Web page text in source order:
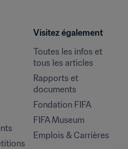
Visitez également
Toutes les infos et
tous les articles
Rapports et
documents
Fondation FIFA
FIFA Museum
Emplois & Carrières